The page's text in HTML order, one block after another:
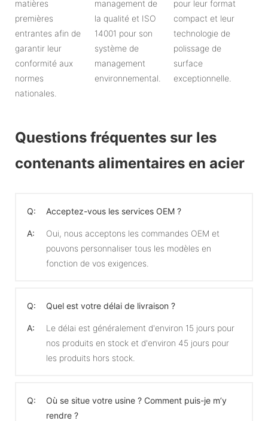
matières
premières
entrantes afin de
garantir leur
conformité aux
normes
nationales.
management de
la qualité et ISO
14001 pour son
système de
management
environnemental.
pour leur format
compact et leur
technologie de
polissage de
surface
exceptionnelle.
Questions fréquentes sur les
contenants alimentaires en acier
Q: Acceptez-vous les services OEM ?
A:
Oui, nous acceptons les commandes OEM et
pouvons personnaliser tous les modèles en
fonction de vos exigences.
Q: Quel est votre délai de livraison ?
A:
Le délai est généralement d'environ 15 jours pour
nos produits en stock et d'environ 45 jours pour
les produits hors stock.
Q:
Où se situe votre usine ? Comment puis-je m’y
rendre ?